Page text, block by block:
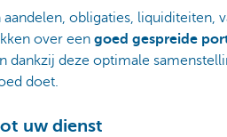
aandelen, obligaties,
over een goed gespreide
dankzij deze optimale
doet.
uw dienst